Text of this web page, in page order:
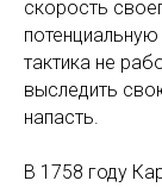
скорость
тактика не
выследить
напасть.
В 1758 году